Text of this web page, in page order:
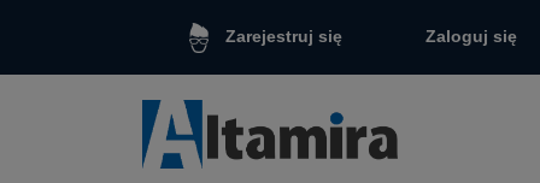
Zarejestruj się Zaloguj się